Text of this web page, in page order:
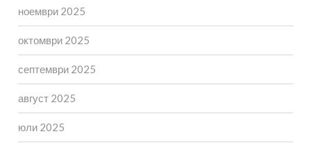
ноември 2025
октомври 2025
септември 2025
август 2025
юли 2025